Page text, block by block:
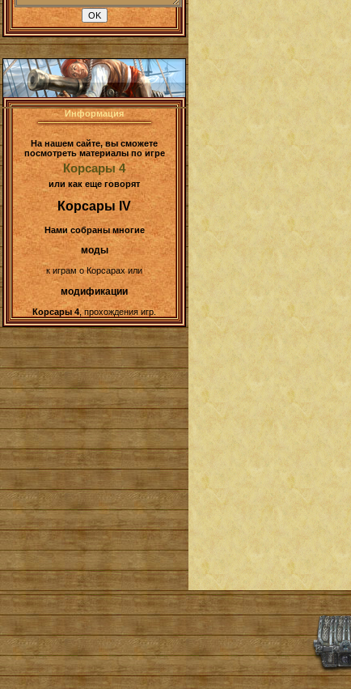
Информация
На нашем сайте, вы сможете
посмотреть материалы по игре
Корсары 4
или как еще говорят
Корсары IV
Нами собраны многие
моды
к играм о Корсарах или
модификации
Корсары 4, прохождения игр.